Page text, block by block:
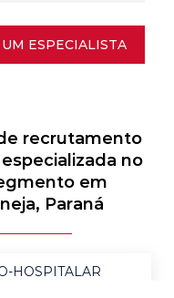
ESPECIALISTA
recrutamento
no
em
Paraná
HOSPITALAR